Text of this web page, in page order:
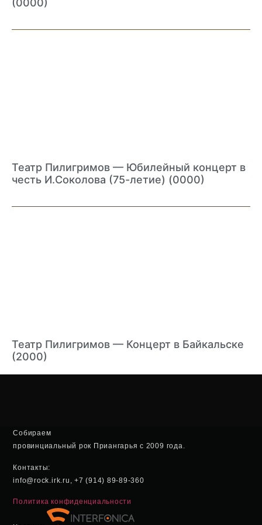
(0000)
Театр Пилигримов — Юбилейный концерт в
честь И.Соколова (75-летие) (0000)
Театр Пилигримов — Концерт в Байкальске
(2000)
Собираем
провинциальный рок Приангарья с 2009 года.
Контакты:
info@rock.irk.ru, +7 (914) 89-89-360
Политика конфиденциальности